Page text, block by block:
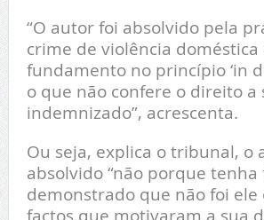
“O autor foi absolvido pela
crime de violência doméstica
fundamento no princípio ‘in
o que não confere o direito a
indemnizado”, acrescenta.
Ou seja, explica o tribunal, o
absolvido “não porque tenha
demonstrado que não foi ele
factos que motivaram a sua